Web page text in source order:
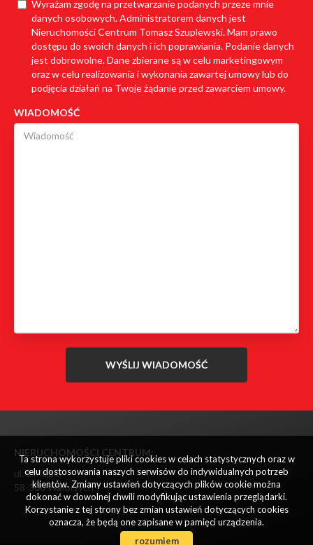
Wyrażam zgodę na przetwarzanie podanych przeze mnie
danych osobowych. Administratorem danych jest
Nieruchomości Centrum Tomasz Szuplewski. Mam prawo
dostępu do swoich danych i ich poprawiania. Podanie danych
jest dobrowolne. Dane zbierane są w celu marketingowym
oraz w celu realizowania i wykonania zawartej umowy lub do
podjęcia działań na Twoje żądanie przed zawarciem umowy.
WIADOMOŚĆ
NIERUCHOMOŚCI CENTRUM:
ul. 1 Maja 3
58-300 Wałbrzych
Ta strona wykorzystuje pliki cookies w celach statystycznych oraz w
celu dostosowania naszych serwisów do indywidualnych potrzeb
klientów. Zmiany ustawień dotyczących plików cookie można
dokonać w dowolnej chwili modyfikując ustawienia przeglądarki.
Korzystanie z tej strony bez zmian ustawień dotyczących cookies
oznacza, że będą one zapisane w pamięci urządzenia.
rozumiem